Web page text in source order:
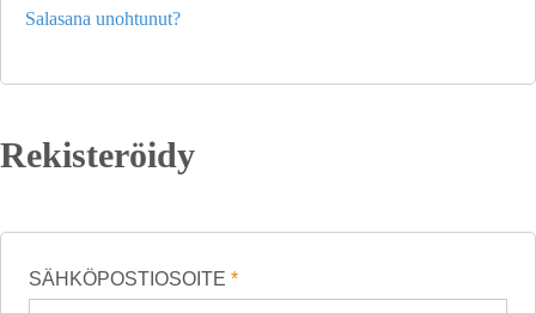
Salasana unohtunut?
Rekisteröidy
SÄHKÖPOSTIOSOITE *